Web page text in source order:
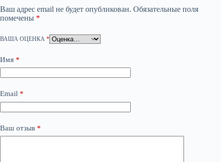
Ваш адрес email не будет опубликован. Обязательные поля
помечены *
ВАША ОЦЕНКА *
Имя *
Email *
Ваш отзыв *